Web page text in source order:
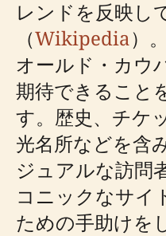
レンドを反映し
（Wikipedia）
オールド・カウ
期待できること
す。歴史、チケ
光名所などを含
ジュアルな訪問
コニックなサイ
ための手助けを